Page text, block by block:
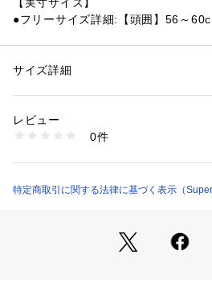
●フリーサイズ詳細:【頭囲】56～
●フロントに大きく配置した、オリ
ディネートに映えるアイテム。
●バック部分にサイズ調節できるアジ
め、多少の誤差が生じる場合がござい
※一部商品において弊社カラー表記
性別：メンズ
商品番号：
10849155701 （ショップ）
サイズ詳細
レビュー
0件
特定商取引に関する法律に基づく表示（